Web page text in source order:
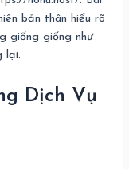
bản thân hiểu rõ
giống giống như
lại.
Dịch Vụ